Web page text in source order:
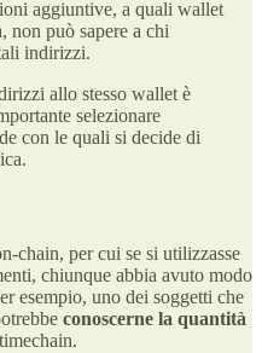
aggiuntive, a quali wallet
non può sapere a chi
indirizzi.
allo stesso wallet è
selezionare
con le quali si decide di
chain, per cui se si utilizzasse
chiunque abbia avuto modo
esempio, uno dei soggetti che
conoscerne la quantità